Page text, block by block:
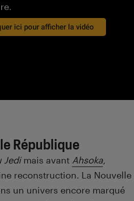
ici pour afficher la vidéo
République
Jedimais avant Ahsoka,
reconstruction. La Nouvelle
un univers encore marqué